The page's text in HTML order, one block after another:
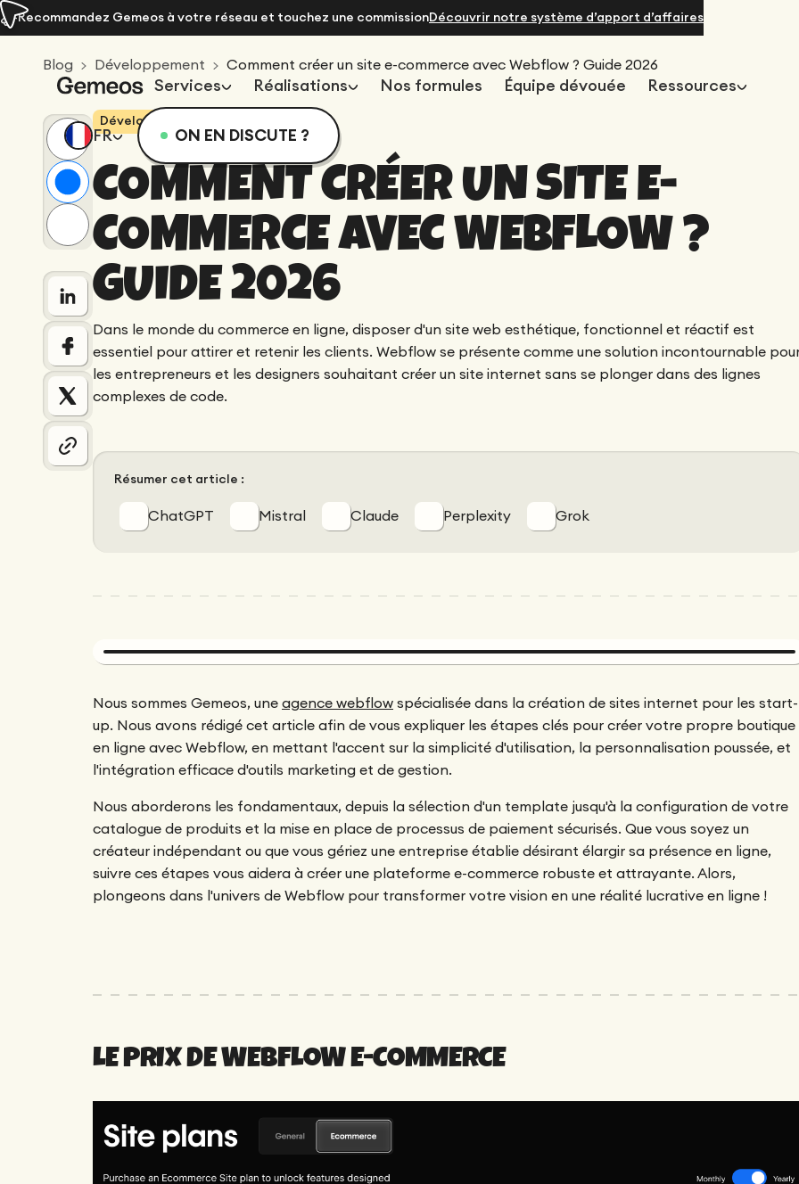
Recommandez Gemeos à votre réseau et touchez une commissionDécouvrir notre système d’apport d’affaires
Services
Design
Intégration
CRO/Growth
Réalisations
Finance
Le conseil patrimonial indépendant, pensé
pour inspirer confiance, designé par Gemeos
Saas
L'OS de la productivité pour les équipes
modernes, designé par Gemeos
RH
La plateforme de
les skills, designée par
Nos formules Équipe dévouée Ressources
Comparatifs Comparatifs
Wordpress ? (2026)
SEO / GEO
? (2026) ?
FR
EN
ON EN DISCUTE ?
Blog Développement Comment créer un site e-commerce avec Webflow ? Guide 2026
A
Développement
COMMENT CRÉER UN SITE E-
COMMERCE AVEC WEBFLOW ?
GUIDE 2026
Dans le monde du commerce en ligne, disposer d'un site web esthétique, fonctionnel et réactif est
essentiel pour attirer et retenir les clients. Webflow se présente comme une solution incontournable
les entrepreneurs et les designers souhaitant créer un site internet sans se plonger dans des lignes
complexes de code.
Résumer cet article :
ChatGPT Mistral Claude Perplexity Grok
Nous sommes Gemeos, une agence webflow spécialisée dans la création de sites internet pour les start-
up. Nous avons rédigé cet article afin de vous expliquer les étapes clés pour créer votre propre boutique
en ligne avec Webflow, en mettant l'accent sur la simplicité d'utilisation, la personnalisation poussée, et
l'intégration efficace d'outils marketing et de gestion.
Nous aborderons les fondamentaux, depuis la sélection d'un template jusqu'à la configuration de votre
catalogue de produits et la mise en place de processus de paiement sécurisés. Que vous soyez un
créateur indépendant ou que vous gériez une entreprise établie désirant élargir sa présence en ligne,
suivre ces étapes vous aidera à créer une plateforme e-commerce robuste et attrayante. Alors,
plongeons dans l'univers de Webflow pour transformer votre vision en une réalité lucrative en ligne !
LE PRIX DE WEBFLOW E-COMMERCE